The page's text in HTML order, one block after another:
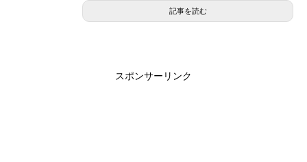
記事を読む
スポンサーリンク